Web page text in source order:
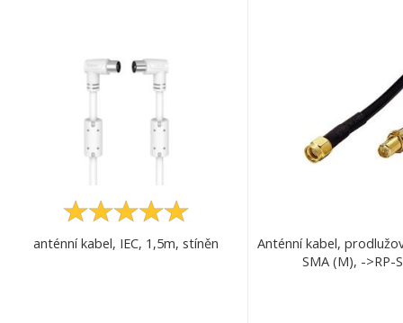
anténní kabel, IEC, 1,5m, stíněn
Anténní kabel,
SMA (M), ->RP-